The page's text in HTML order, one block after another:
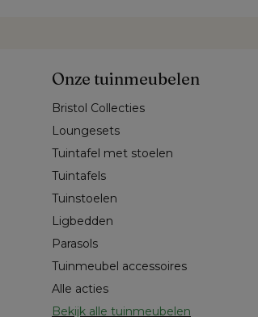
Onze tuinmeubelen
Bristol Collecties
Loungesets
Tuintafel met stoelen
Tuintafels
Tuinstoelen
Ligbedden
Parasols
Tuinmeubel accessoires
Alle acties
Bekijk alle tuinmeubelen